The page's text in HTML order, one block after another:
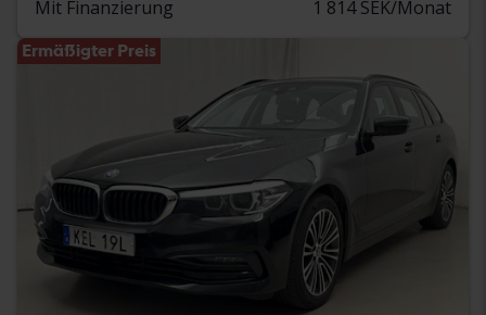
Mit Finanzierung
1 814 SEK/Monat
Ermäßigter Preis